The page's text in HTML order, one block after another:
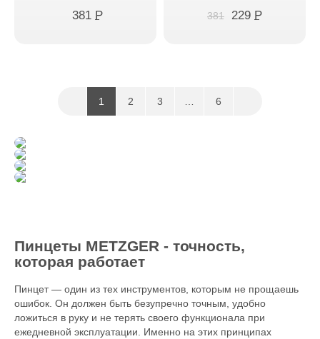
381 P 381 229 P
1 2 3 6
Пинцеты METZGER - точность,
которая работает
Пинцет — один из тех инструментов, которым не прощаешь
ошибок. Он должен быть безупречно точным, удобно
ложиться в руку и не терять своего функционала при
ежедневной эксплуатации. Именно на этих принципах